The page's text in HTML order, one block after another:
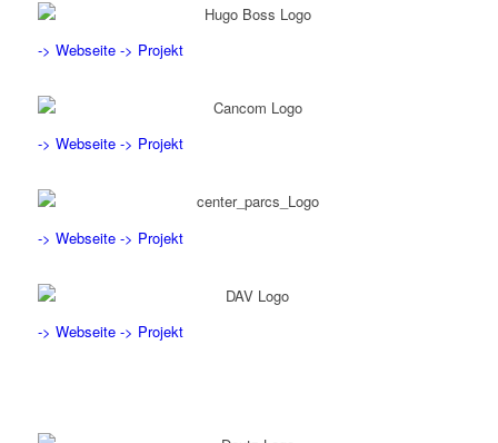
-> Webseite -> Projekt
-> Webseite -> Projekt
-> Webseite -> Projekt
-> Webseite -> Projekt